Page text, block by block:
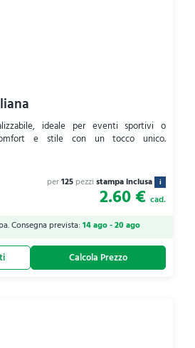
ideale per eventi sportivi o
e stile con un tocco unico.
per125 pezzistampa inclusa i
2.60 €cad.
Consegna prevista: 14 ago - 20 ago
Calcola Prezzo